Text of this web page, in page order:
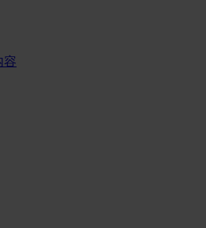
容